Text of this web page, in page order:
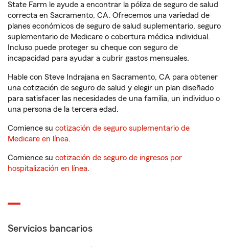
State Farm le ayude a encontrar la póliza de seguro de salud
correcta en Sacramento, CA. Ofrecemos una variedad de
planes económicos de seguro de salud suplementario, seguro
suplementario de Medicare o cobertura médica individual.
Incluso puede proteger su cheque con seguro de
incapacidad para ayudar a cubrir gastos mensuales.
Hable con Steve Indrajana en Sacramento, CA para obtener
una cotización de seguro de salud y elegir un plan diseñado
para satisfacer las necesidades de una familia, un individuo o
una persona de la tercera edad.
Comience su cotización de seguro suplementario de
Medicare en línea.
Comience su cotización de seguro de ingresos por
hospitalización en línea.
Servicios bancarios